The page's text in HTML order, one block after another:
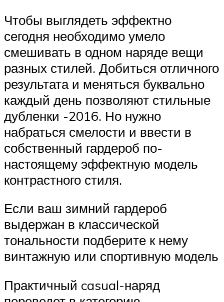
Чтобы выглядеть эффектно
сегодня необходимо умело
смешивать в одном наряде вещи
разных стилей. Добиться отличного
результата и меняться буквально
каждый день позволяют стильные
дубленки -2016. Но нужно
набраться смелости и ввести в
собственный гардероб по-
настоящему эффектную модель
контрастного стиля.
Если ваш зимний гардероб
выдержан в классической
тональности подберите к нему
винтажную или спортивную модель
Практичный casual-наряд